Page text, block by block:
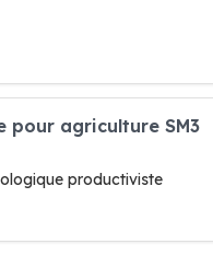
pour agriculture SM3
productiviste